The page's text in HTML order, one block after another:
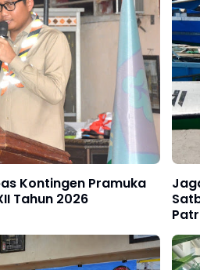
Kontingen Pramuka
Tahun 2026